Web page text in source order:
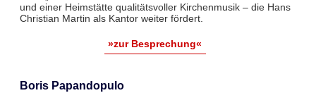
und einer Heimstätte qualitätsvoller Kirchenmusik – die Hans
Christian Martin als Kantor weiter fördert.
»zur Besprechung«
Boris Papandopulo